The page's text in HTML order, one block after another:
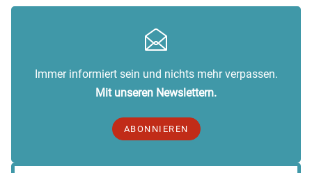
Immer informiert sein und nichts mehr verpassen.
Mit unseren Newslettern.
ABONNIEREN